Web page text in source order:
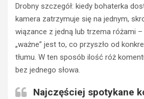
Drobny szczegół: kiedy bohaterka
kamera zatrzymuje się na jednym,
wiązance z jedną lub trzema różami –
„ważne” jest to, co przyszło od
tłumu. W ten sposób ilość róż
bez jednego słowa.
Najczęściej spotykane